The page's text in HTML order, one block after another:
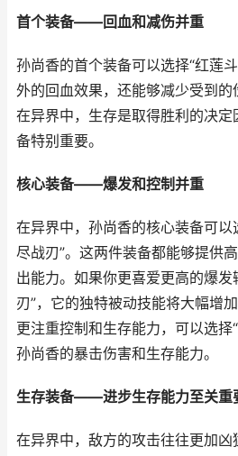
首个装备——回血和减伤并重
孙尚香的首个装备可以选择“红莲
外的回血效果，还能够减少受到的
在异界中，生存是取得胜利的决
备特别重要。
核心装备——爆发和控制并重
在异界中，孙尚香的核心装备可以
尽战刃”。这两件装备都能够提供
出能力。如果你更喜爱更高的爆发
刃”，它的独特被动技能将大幅增
更注重控制和生存能力，可以选择
孙尚香的暴击伤害和生存能力。
生存装备——进步生存能力至关重
在异界中，敌方的攻击往往更加